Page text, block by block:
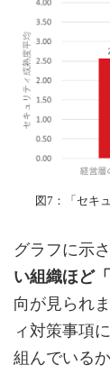
図7：「セキ
グラフに示
い組織ほど
向が見られ
ィ対策事項
組んでいる